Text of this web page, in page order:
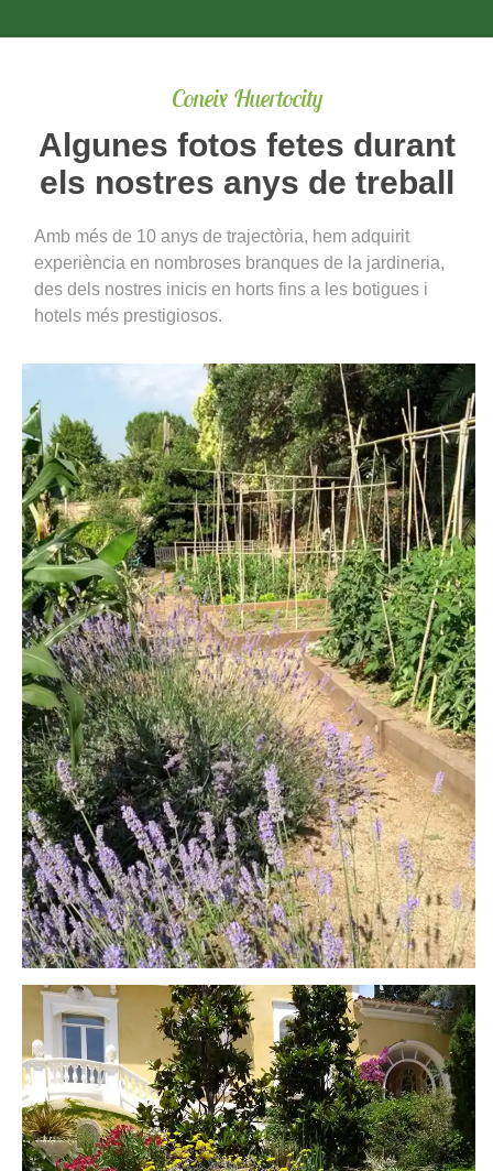
Coneix Huertocity
Algunes fotos fetes durant
els nostres anys de treball
Amb més de 10 anys de trajectòria, hem adquirit
experiència en nombroses branques de la jardineria,
des dels nostres inicis en horts fins a les botigues i
hotels més prestigiosos.